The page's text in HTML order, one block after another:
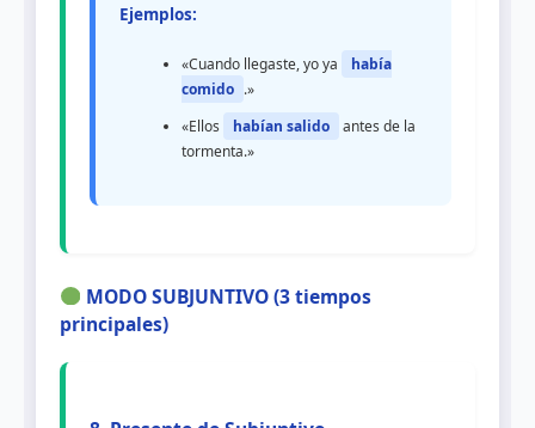
Ejemplos:
«Cuando llegaste, yo ya
había
comido .»
«Ellos
habían salido
antes de la
tormenta.»
MODO SUBJUNTIVO (3 tiempos
principales)